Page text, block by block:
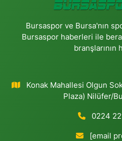
Bursaspor ve Bursa'nın
Bursaspor haberleri ile
branşlarının
Konak Mahallesi Olgun
Plaza) Nilüfer/
0224
[email